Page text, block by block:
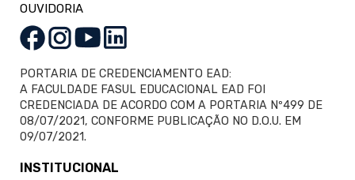
OUVIDORIA
PORTARIA DE CREDENCIAMENTO EAD:
A FACULDADE FASUL EDUCACIONAL EAD FOI
CREDENCIADA DE ACORDO COM A PORTARIA Nº499 DE
08/07/2021, CONFORME PUBLICAÇÃO NO D.O.U. EM
09/07/2021.
INSTITUCIONAL